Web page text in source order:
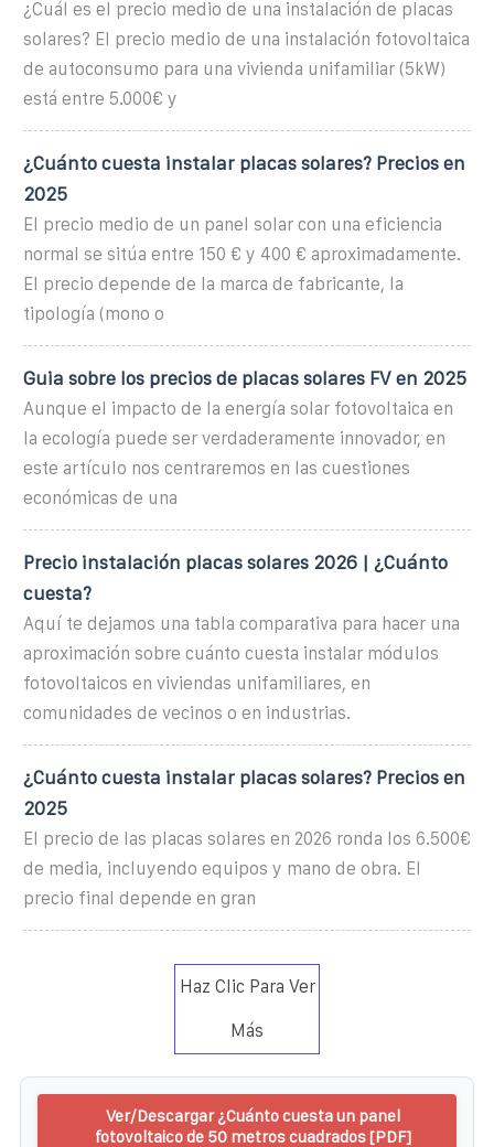
¿Cuál es el precio medio de una instalación de placas
solares? El precio medio de una instalación fotovoltaica
de autoconsumo para una vivienda unifamiliar (5kW)
está entre 5.000€ y
¿Cuánto cuesta instalar placas solares? Precios en
2025
El precio medio de un panel solar con una eficiencia
normal se sitúa entre 150 € y 400 € aproximadamente.
El precio depende de la marca de fabricante, la
tipología (mono o
Guia sobre los precios de placas solares FV en 2025
Aunque el impacto de la energía solar fotovoltaica en
la ecología puede ser verdaderamente innovador, en
este artículo nos centraremos en las cuestiones
económicas de una
Precio instalación placas solares 2026 | ¿Cuánto
cuesta?
Aquí te dejamos una tabla comparativa para hacer una
aproximación sobre cuánto cuesta instalar módulos
fotovoltaicos en viviendas unifamiliares, en
comunidades de vecinos o en industrias.
¿Cuánto cuesta instalar placas solares? Precios en
2025
El precio de las placas solares en 2026 ronda los 6.500€
de media, incluyendo equipos y mano de obra. El
precio final depende en gran
Haz Clic Para Ver
Más
Ver/Descargar ¿Cuánto cuesta un panel
fotovoltaico de 50 metros cuadrados [PDF]